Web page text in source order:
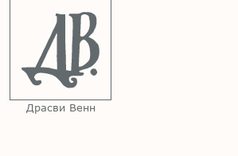
Драсви Венн